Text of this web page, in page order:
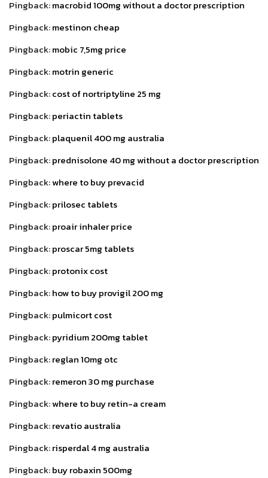
Pingback:macrobid 100mg without a doctor prescription
Pingback:mestinon cheap
Pingback:mobic 7,5mg price
Pingback:motrin generic
Pingback:cost of nortriptyline 25 mg
Pingback:periactin tablets
Pingback:plaquenil 400 mg australia
Pingback:prednisolone 40 mg without a doctor prescription
Pingback:where to buy prevacid
Pingback:prilosec tablets
Pingback:proair inhaler price
Pingback:proscar 5mg tablets
Pingback:protonix cost
Pingback:how to buy provigil 200 mg
Pingback:pulmicort cost
Pingback:pyridium 200mg tablet
Pingback:reglan 10mg otc
Pingback:remeron 30 mg purchase
Pingback:where to buy retin-a cream
Pingback:revatio australia
Pingback:risperdal 4 mg australia
Pingback:buy robaxin 500mg